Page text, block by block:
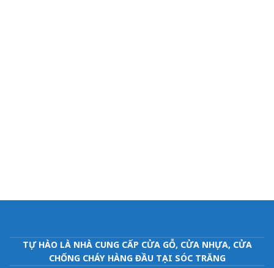
TỰ HÀO LÀ NHÀ CUNG CẤP CỬA GỖ, CỬA NHỰA, CỬA
CHỐNG CHÁY HÀNG ĐẦU TẠI SÓC TRĂNG